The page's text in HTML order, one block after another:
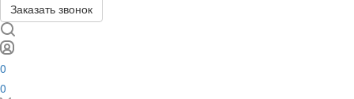
Заказать звонок
0
0